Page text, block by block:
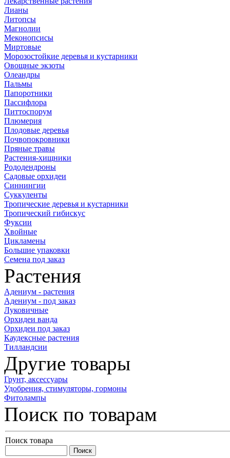
Лианы
Литопсы
Магнолии
Меконопсисы
Миртовые
Морозостойкие деревья и кустарники
Овощные экзоты
Олеандры
Пальмы
Папоротники
Пассифлора
Питтоспорум
Плюмерия
Плодовые деревья
Почвопокровники
Пряные травы
Растения-хищники
Рододендроны
Садовые орхидеи
Синнингии
Суккуленты
Тропические деревья и кустарники
Тропический гибискус
Фуксии
Хвойные
Цикламены
Большие упаковки
Семена под заказ
Растения
Адениум - растения
Адениум - под заказ
Луковичные
Орхидеи ванда
Орхидеи под заказ
Каудексные растения
Тилландсии
Другие товары
Грунт, аксессуары
Удобрения, стимуляторы, гормоны
Фитолампы
Поиск по товарам
Поиск товара